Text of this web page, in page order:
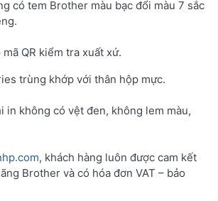
có tem Brother màu bạc đổi màu 7 sắc
QR kiểm tra xuất xứ.
trùng khớp với thân hộp mực.
in không có vệt đen, không lem màu,
, khách hàng luôn được cam kết
Brother và có hóa đơn VAT – bảo